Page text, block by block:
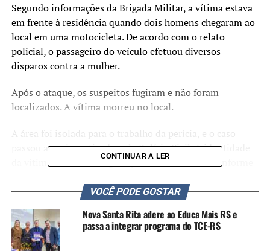
Segundo informações da Brigada Militar, a vítima estava
em frente à residência quando dois homens chegaram ao
local em uma motocicleta. De acordo com o relato
policial, o passageiro do veículo efetuou diversos
disparos contra a mulher.
Após o ataque, os suspeitos fugiram e não foram
localizados. A vítima morreu no local.
passou a ser investigado pela Polícia Civil. A identidade
da vítima não foi divulgada pelas autoridades. Conforme
criminais.
Até o momento, não há informações sobre a identidade
dos suspeitos nem sobre a motivação do homicídio. A
Polícia Civil realiza diligências para esclarecer as
CONTINUAR A LER
VOCÊ PODE GOSTAR
Nova Santa Rita adere ao Educa Mais RS e
passa a integrar programa do TCE-RS